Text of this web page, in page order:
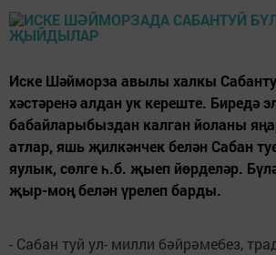
Иске Шәйморза авылы халкы
хәстәренә алдан ук кереште. Биредә
бабайларыбыздан калган йоланы
атлар, яшь җилкәнчек белән Сабан
яулык, сөлге һ.б. җыеп йөрделәр.
җыр-моң белән үрелеп барды.
- Сабан туй ул- милли бәйрәмебез,